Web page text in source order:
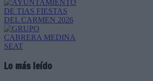
Lo más leído